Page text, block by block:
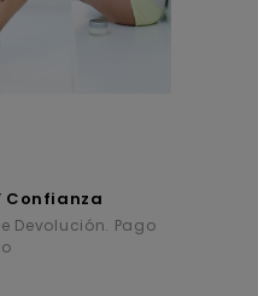
Confianza
Devolución. Pago